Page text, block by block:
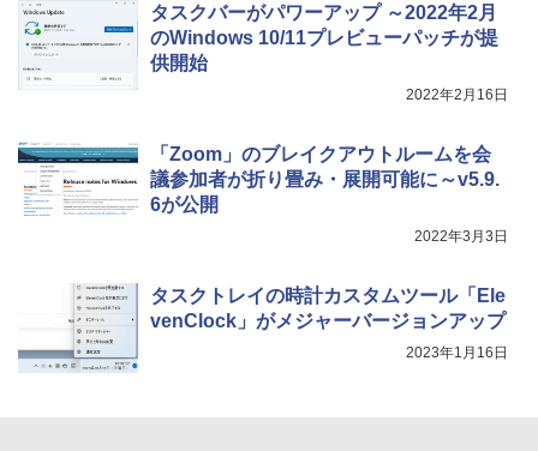
タスクバーがパワーアップ ～2022年2月
のWindows 10/11プレビューパッチが提
供開始
2022年2月16日
「Zoom」のブレイクアウトルームを会
議参加者が折り畳み・展開可能に～v5.9.
6が公開
2022年3月3日
タスクトレイの時計カスタムツール「Ele
venClock」がメジャーバージョンアップ
2023年1月16日